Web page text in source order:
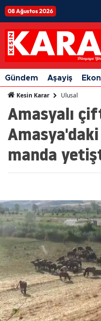
08 Ağustos 2026
Gündem Aşayiş
Kesin Karar Ulusal
Amasyalı
manda